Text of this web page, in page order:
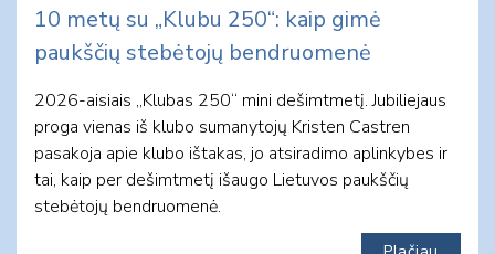
10 metų su „Klubu 250“: kaip gimė
paukščių stebėtojų bendruomenė
2026-aisiais „Klubas 250“ mini dešimtmetį. Jubiliejaus
proga vienas iš klubo sumanytojų Kristen Castren
pasakoja apie klubo ištakas, jo atsiradimo aplinkybes ir
tai, kaip per dešimtmetį išaugo Lietuvos paukščių
stebėtojų bendruomenė.